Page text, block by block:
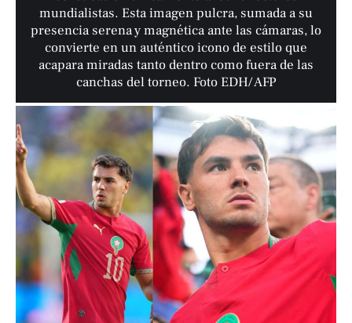
mundialistas. Esta imagen pulcra, sumada a su
presencia serena y magnética ante las cámaras, lo
convierte en un auténtico icono de estilo que
acapara miradas tanto dentro como fuera de las
canchas del torneo. Foto EDH/ AFP